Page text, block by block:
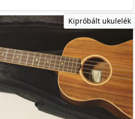
Kipróbált ukulelék